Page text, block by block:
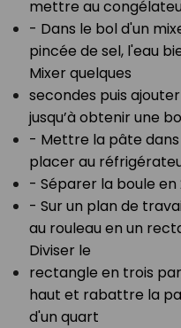
mettre au
- Dans le bol d'un
pincée de sel, l'eau
Mixer quelques⁣
secondes puis
jusqu’à obtenir une
- Mettre la pâte
placer au
- Séparer la boule en
- Sur un plan de
au rouleau en un
Diviser le⁣
rectangle en trois
haut et rabattre la
d'un quart⁣